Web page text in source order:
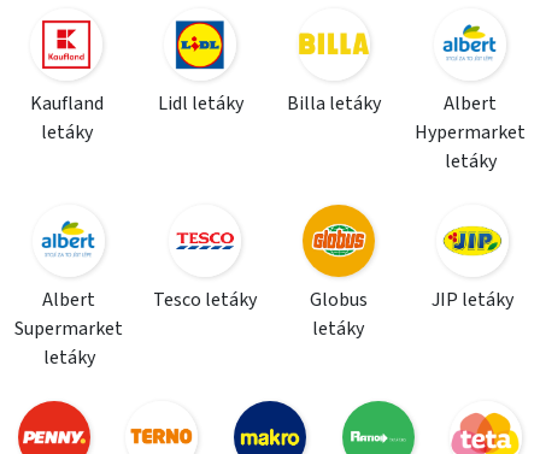
Kaufland
letáky
Lidl letáky Billa letáky
Albert
Hypermarket
letáky
Albert
Supermarket
letáky
Tesco letáky
Globus
letáky
JIP letáky